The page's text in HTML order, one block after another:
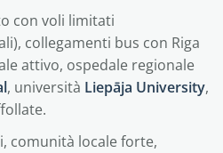
con voli limitati
collegamenti bus con Riga
attivo, ospedale regionale
, università Liepāja University,
comunità locale forte,